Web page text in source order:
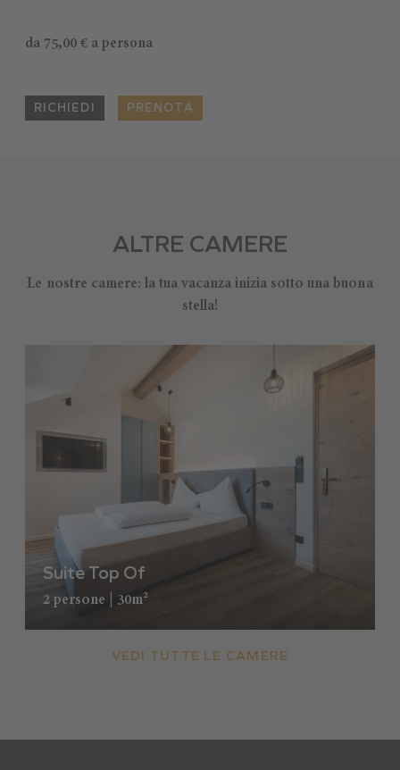
da 75,00 € a persona
RICHIEDI PRENOTA
ALTRE CAMERE
Le nostre camere: la tua vacanza inizia sotto una buona
stella!
Suite Top Of
2 persone | 30m²
VEDI TUTTE LE CAMERE